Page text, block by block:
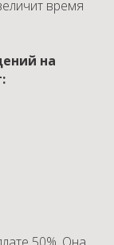
время
на